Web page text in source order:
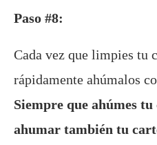
Paso #8:
Cada vez que limpies tu
rápidamente ahúmalos
Siempre que ahúmes tu
ahumar también tu